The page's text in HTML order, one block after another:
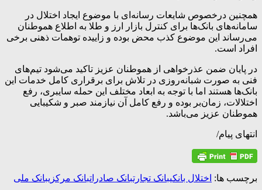
همچنین درخصوص شایعات رسانه‌ای با موضوع ایجاد اختلال در
سامانه‌های بانک‌ها برای کنترل بازار ارز و طلا به اطلاع هموطنان
می‌رساند این موضوع کذب محض بوده و زاییده توهمات ذهنی برخی
افراد است.
در پایان ضمن عذرخواهی از هموطنان عزیز تاکید می‌شود تیم‌های
فنی به صورت شبانه‌روزی در تلاش برای برقراری کامل خدمات این
بانک‌ها هستند اما با توجه به ابعاد مختلف این حمله سایبری، رفع
اختلالات، زمان‌بر بوده و رفع کامل آن نیازمند صبر و شکیبایی
هموطنان عزیز می‌باشد.
انتهای پیام/
برچسب ها: اختلال بانکیبانک تجارتبانک صادراتبانک مرکزیبانک ملی